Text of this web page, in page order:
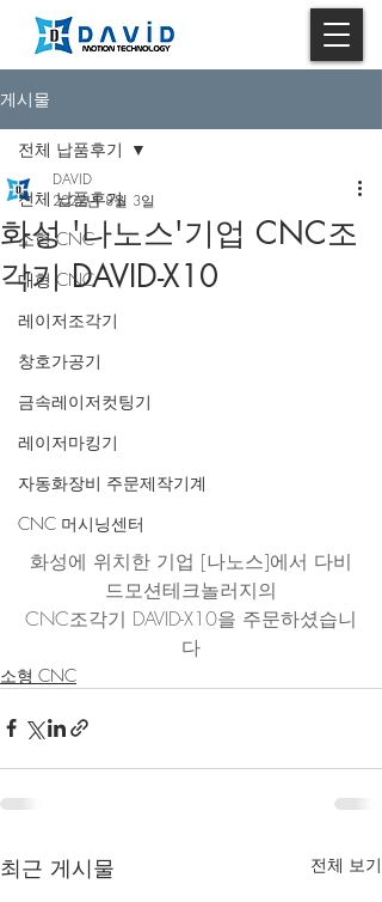
게시물
전체 납품후기
소형 CNC
대형 CNC
레이저조각기
창호가공기
금속레이저컷팅기
레이저마킹기
자동화장비 주문제작기계
CNC 머시닝센터
전체 납품후기
화성 '나노스'기업 CNC조
각기 DAVID-X10
DAVID
2022년 8월 3일
화성에 위치한 기업 [나노스]에서 다비
드모션테크놀러지의
CNC조각기 DAVID-X10을 주문하셨습니
다
소형 CNC
최근 게시물 전체 보기